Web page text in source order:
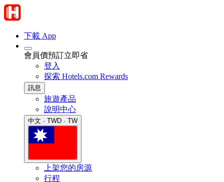
下載 App
會員價預訂立即省
登入
探索 Hotels.com Rewards
訊息
旅遊產品
說明中心
中文 · TWD · TW
上架您的房源
行程